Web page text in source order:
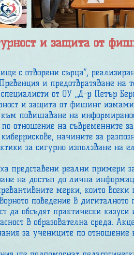
и защита от
с отворени сърца“,
„Превенция и предотвратяване
от ОУ „Д-р Петър
и защита от фишинг
повишаване на
по отношение на съвременните
киберрискове, начините за
за сигурно използване на
представени реални примери
на достъп до лична
мерки, които
поведение в дигиталното
да обсъдят практически казуси
в образователна среда.
за учениците по отношение